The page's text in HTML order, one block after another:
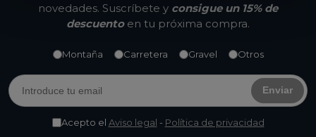
novedades. Suscríbete y consigue un 15% de
descuentoen tu próxima compra.
Montaña Carretera Gravel Otros
Enviar
Acepto el Aviso legal - Política de privacidad